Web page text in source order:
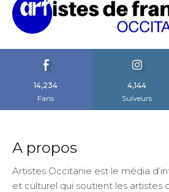
14,234
Fans
4,144
Suiveurs
A propos
Artistes Occitanie est le média
et culturel qui soutient les artistes